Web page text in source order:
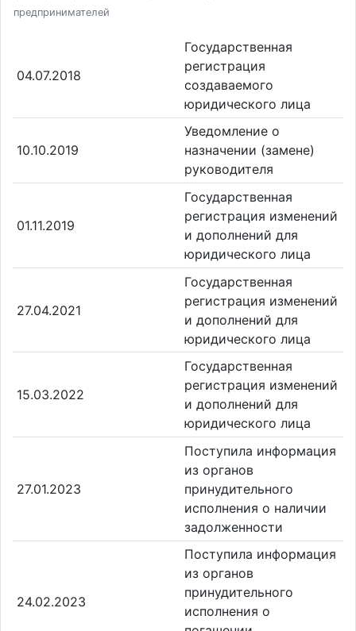
предпринимателей
04.07.2018
Государственная
регистрация
создаваемого
юридического лица
10.10.2019
Уведомление о
назначении (замене)
руководителя
01.11.2019
Государственная
регистрация изменений
и дополнений для
юридического лица
27.04.2021
Государственная
регистрация изменений
и дополнений для
юридического лица
15.03.2022
Государственная
регистрация изменений
и дополнений для
юридического лица
27.01.2023
Поступила информация
из органов
принудительного
исполнения о наличии
задолженности
24.02.2023
Поступила информация
из органов
принудительного
исполнения о